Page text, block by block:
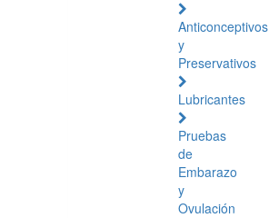
Anticonceptivos
y
Preservativos
Lubricantes
Pruebas
de
Embarazo
y
Ovulación